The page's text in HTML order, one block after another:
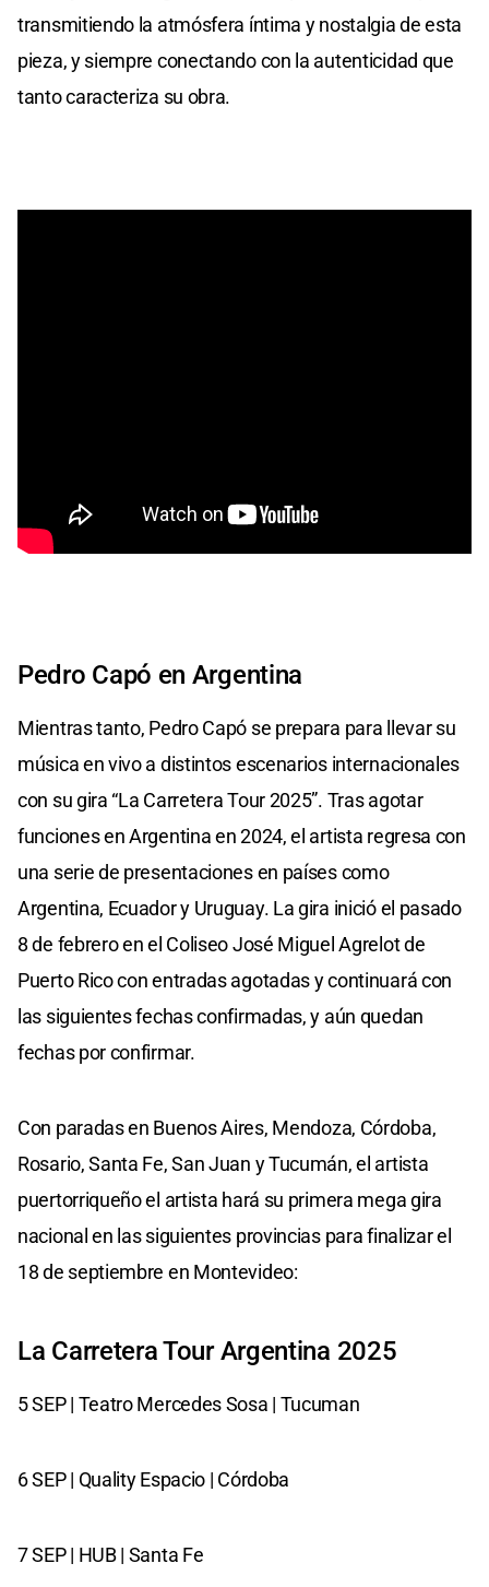
transmitiendo la atmósfera íntima y nostalgia de esta
pieza, y siempre conectando con la autenticidad que
tanto caracteriza su obra.
Pedro Capó en Argentina
Mientras tanto, Pedro Capó se prepara para llevar su
música en vivo a distintos escenarios internacionales
con su gira “La Carretera Tour 2025”. Tras agotar
funciones en Argentina en 2024, el artista regresa con
una serie de presentaciones en países como
Argentina, Ecuador y Uruguay. La gira inició el pasado
8 de febrero en el Coliseo José Miguel Agrelot de
Puerto Rico con entradas agotadas y continuará con
las siguientes fechas confirmadas, y aún quedan
fechas por confirmar.
Con paradas en Buenos Aires, Mendoza, Córdoba,
Rosario, Santa Fe, San Juan y Tucumán, el artista
puertorriqueño el artista hará su primera mega gira
nacional en las siguientes provincias para finalizar el
18 de septiembre en Montevideo:
La Carretera Tour Argentina 2025
5 SEP | Teatro Mercedes Sosa | Tucuman
6 SEP | Quality Espacio | Córdoba
7 SEP | HUB | Santa Fe